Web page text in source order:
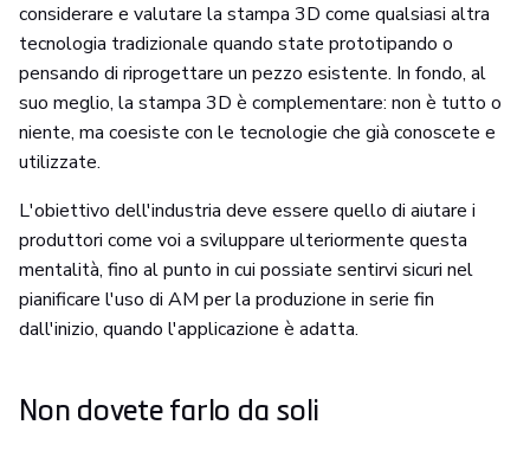
considerare e valutare la stampa 3D come qualsiasi altra
tecnologia tradizionale quando state prototipando o
pensando di riprogettare un pezzo esistente. In fondo, al
suo meglio, la stampa 3D è complementare: non è tutto o
niente, ma coesiste con le tecnologie che già conoscete e
utilizzate.
L'obiettivo dell'industria deve essere quello di aiutare i
produttori come voi a sviluppare ulteriormente questa
mentalità, fino al punto in cui possiate sentirvi sicuri nel
pianificare l'uso di AM per la produzione in serie fin
dall'inizio, quando l'applicazione è adatta.
Non dovete farlo da soli